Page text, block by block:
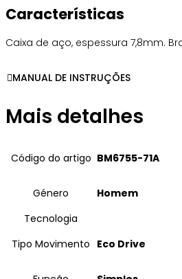
Características
Caixa de aço, espessura 7,8mm.
MANUAL DE INSTRUÇÕES
Mais detalhes
Código do artigo BM6755-71A
Género
Homem
Tecnologia
Tipo Movimento Eco Drive